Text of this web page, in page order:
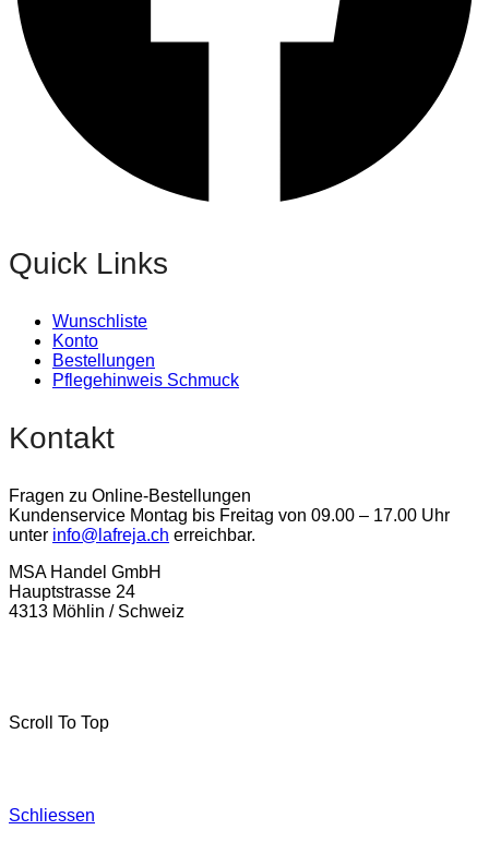
Quick Links
Wunschliste
Konto
Bestellungen
Pflegehinweis Schmuck
Kontakt
Fragen zu Online-Bestellungen
Kundenservice Montag bis Freitag von 09.00 – 17.00 Uhr
unter info@lafreja.ch erreichbar.
MSA Handel GmbH
Hauptstrasse 24
4313 Möhlin / Schweiz
Scroll To Top
Schliessen